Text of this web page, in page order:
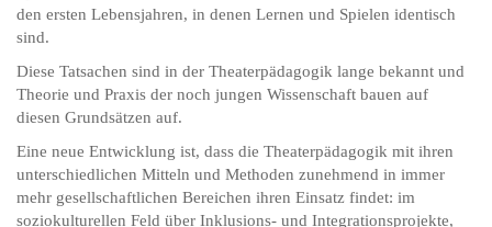
den ersten Lebensjahren, in denen Lernen und Spielen identisch
sind.
Diese Tatsachen sind in der Theaterpädagogik lange bekannt und
Theorie und Praxis der noch jungen Wissenschaft bauen auf
diesen Grundsätzen auf.
Eine neue Entwicklung ist, dass die Theaterpädagogik mit ihren
unterschiedlichen Mitteln und Methoden zunehmend in immer
mehr gesellschaftlichen Bereichen ihren Einsatz findet: im
soziokulturellen Feld über Inklusions- und Integrationsprojekte,